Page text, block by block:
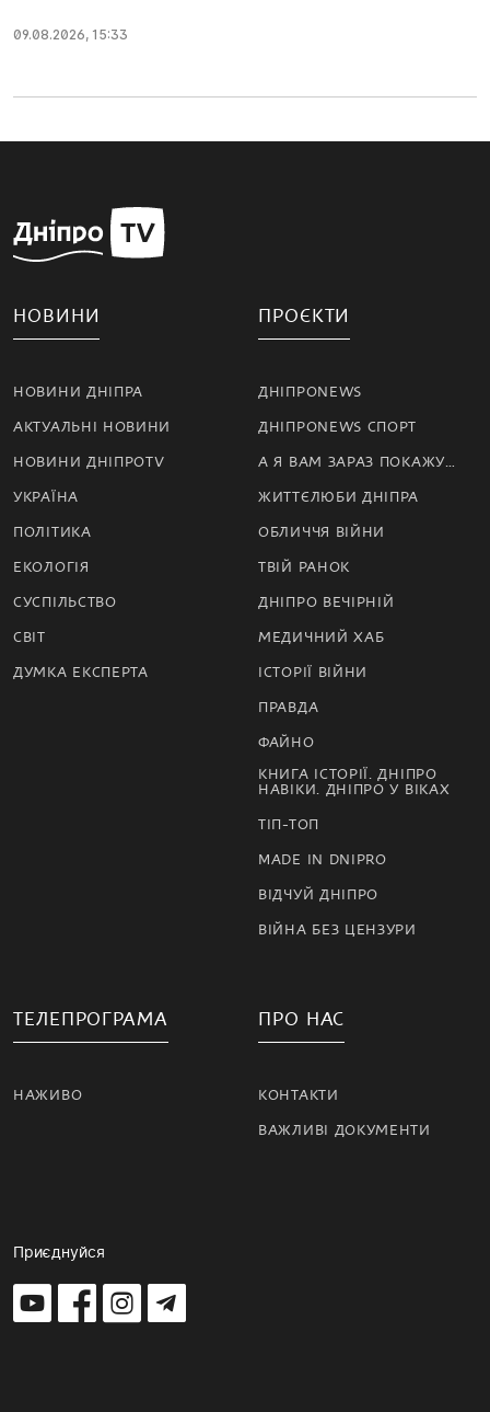
09.08.2026, 15:33
НОВИНИ
НОВИНИ ДНІПРА
АКТУАЛЬНІ НОВИНИ
НОВИНИ ДНІПРОTV
УКРАЇНА
ПОЛІТИКА
ЕКОЛОГІЯ
СУСПІЛЬСТВО
СВІТ
ДУМКА ЕКСПЕРТА
ПРОЄКТИ
ДНІПРОNEWS
ДНІПРОNEWS СПОРТ
А Я ВАМ ЗАРАЗ ПОКАЖУ…
ЖИТТЄЛЮБИ ДНІПРА
ОБЛИЧЧЯ ВІЙНИ
ТВІЙ РАНОК
ДНІПРО ВЕЧІРНІЙ
МЕДИЧНИЙ ХАБ
ІСТОРІЇ ВІЙНИ
ПРАВДА
ФАЙНО
КНИГА ІСТОРІЇ. ДНІПРО
НАВІКИ. ДНІПРО У ВІКАХ
ТІП-ТОП
MADE IN DNIPRO
ВІДЧУЙ ДНІПРО
ВІЙНА БЕЗ ЦЕНЗУРИ
ТЕЛЕПРОГРАМА
НАЖИВО
ПРО НАС
КОНТАКТИ
ВАЖЛИВІ ДОКУМЕНТИ
Приєднуйся